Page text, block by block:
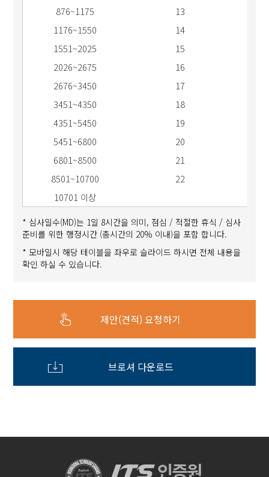
876~1175
13
1176~1550
14
1551~2025
15
2026~2675
16
2676~3450
17
3451~4350
18
4351~5450
19
5451~6800
20
6801~8500
21
8501~10700
22
10701 이상
* 심사일수(MD)는 1일 8시간을 의미, 점심 / 적절한 휴식 / 심사
준비를 위한 행정시간 (총시간의 20% 이내)을 포함 합니다.
* 모바일시 해당 테이블을 좌우로 슬라이드 하시면 전체 내용을
확인 하실 수 있습니다.
제안(견적) 요청하기
브로셔 다운로드